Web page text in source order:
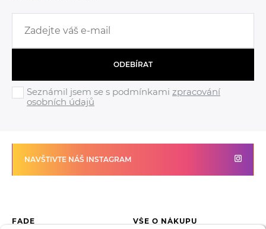
ODEBÍRAT
Seznámil jsem se s podmínkami zpracování
osobních údajů
NAVŠTIVTE NÁŠ INSTAGRAM
FADE VŠE O NÁKUPU